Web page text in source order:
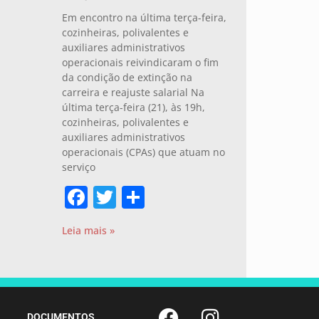
Em encontro na última terça-feira,
cozinheiras, polivalentes e
auxiliares administrativos
operacionais reivindicaram o fim
da condição de extinção na
carreira e reajuste salarial Na
última terça-feira (21), às 19h,
cozinheiras, polivalentes e
auxiliares administrativos
operacionais (CPAs) que atuam no
serviço
Facebook
Twitter
Leia mais »